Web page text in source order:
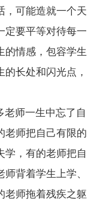
，可能造就一个天
定要平等对待每一
的情感，包容学生
长处和闪光点，
师一生中忘了自
老师把自己有限的
学，有的老师把自
背着学生上学、
老师拖着残疾之躯